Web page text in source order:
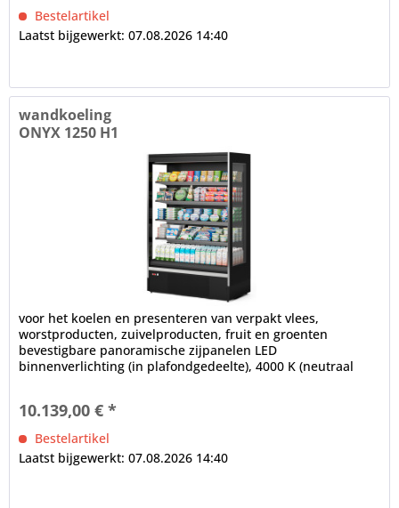
Bestelartikel
Laatst bijgewerkt: 07.08.2026 14:40
wandkoeling
ONYX 1250 H1
voor het koelen en presenteren van verpakt vlees,
worstproducten, zuivelproducten, fruit en groenten
bevestigbare panoramische zijpanelen LED
binnenverlichting (in plafondgedeelte), 4000 K (neutraal
10.139,00 € *
Bestelartikel
Laatst bijgewerkt: 07.08.2026 14:40